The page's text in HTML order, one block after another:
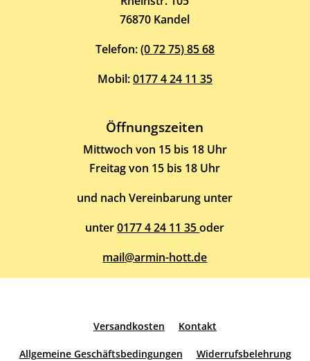
76870 Kandel
Telefon:(0 72 75) 85 68
Mobil:0177 4 24 11 35
Öffnungszeiten
Mittwoch von 15 bis 18 Uhr
Freitag von 15 bis 18 Uhr
und nach Vereinbarung unter
unter0177 4 24 11 35oder
mail@armin-hott.de
Versandkosten Kontakt
Allgemeine Geschäftsbedingungen Widerrufsbelehrung